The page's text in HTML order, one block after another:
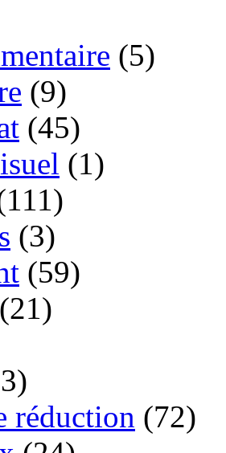
(5)
(9)
(45)
(1)
(3)
(59)
(21)
réduction (72)